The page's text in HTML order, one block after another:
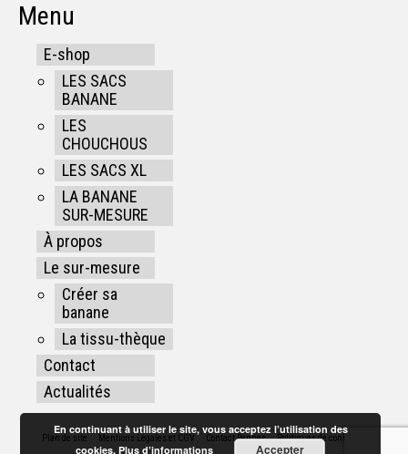
Menu
E-shop
LES SACS
BANANE
LES
CHOUCHOUS
LES SACS XL
LA BANANE
SUR-MESURE
À propos
Le sur-mesure
Créer sa
banane
La tissu-thèque
Contact
Actualités
Plan de site Mentions Légales et CGV Contact Rennes Politiques de confidentialité
En continuant à utiliser le site, vous acceptez l’utilisation des
cookies.Plus d’informations Accepter